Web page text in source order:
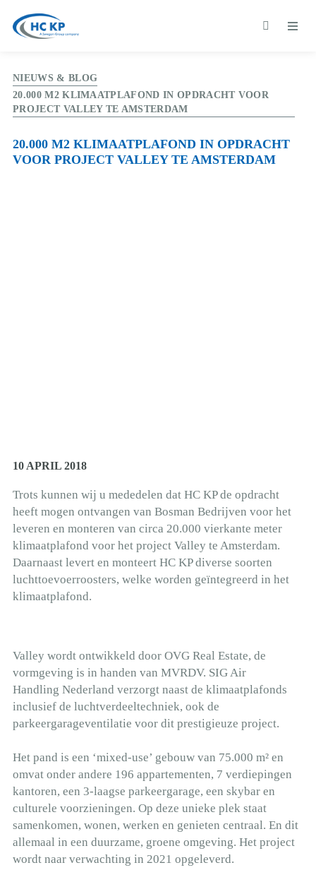
NIEUWS & BLOG
20.000 M2 KLIMAATPLAFOND IN OPDRACHT VOOR
PROJECT VALLEY TE AMSTERDAM
20.000 M2 KLIMAATPLAFOND IN OPDRACHT
VOOR PROJECT VALLEY TE AMSTERDAM
10 APRIL 2018
Trots kunnen wij u mededelen dat HC KP de opdracht
heeft mogen ontvangen van Bosman Bedrijven voor het
leveren en monteren van circa 20.000 vierkante meter
klimaatplafond voor het project Valley te Amsterdam.
Daarnaast levert en monteert HC KP diverse soorten
luchttoevoerroosters, welke worden geïntegreerd in het
klimaatplafond.
Valley wordt ontwikkeld door OVG Real Estate, de
vormgeving is in handen van MVRDV. SIG Air
Handling Nederland verzorgt naast de klimaatplafonds
inclusief de luchtverdeeltechniek, ook de
parkeergarageventilatie voor dit prestigieuze project.
Het pand is een ‘mixed-use’ gebouw van 75.000 m² en
omvat onder andere 196 appartementen, 7 verdiepingen
kantoren, een 3-laagse parkeergarage, een skybar en
culturele voorzieningen. Op deze unieke plek staat
samenkomen, wonen, werken en genieten centraal. En dit
allemaal in een duurzame, groene omgeving. Het project
wordt naar verwachting in 2021 opgeleverd.